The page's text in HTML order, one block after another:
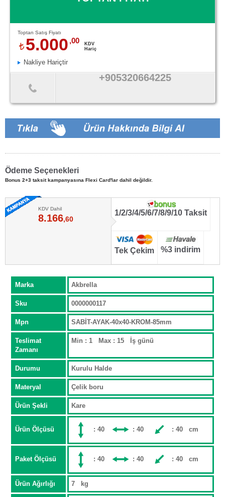
Toptan Satış Fiyatı
5.000 ,00
KDV
Hariç
Nakliye Hariçtir
+905320664225
Ödeme Seçenekleri
Bonus 2+3 taksit kampanyasına Flexi Card'lar dahil değildir.
KDV Dahil
8.166,60
1/2/3/4/5/6/7/8/9/10 Taksit
Tek Çekim %3 indirim
Marka Akbrella
Sku 0000000117
Mpn SABİT-AYAK-40x40-KROM-85mm
Teslimat
Zamanı
Min : 1 Max : 15 İş günü
Durumu Kurulu Halde
Materyal Çelik boru
Ürün Şekli Kare
Ürün Ölçüsü : 40 : 40 : 40 cm
Paket Ölçüsü : 40 : 40 : 40 cm
Ürün Ağırlığı 7 kg